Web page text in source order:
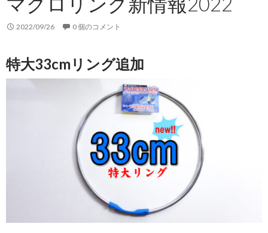
2022/09/26 0 個のコメント
特大33cmリング追加